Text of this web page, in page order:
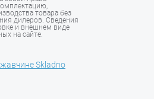
товара без
дилеров. Сведения
и внешнем виде
на сайте.
Skladno